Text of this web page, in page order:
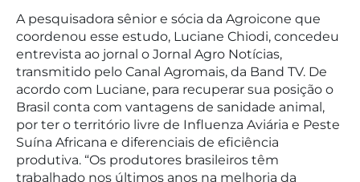
A pesquisadora sênior e sócia da Agroicone que
coordenou esse estudo, Luciane Chiodi, concedeu
entrevista ao jornal o Jornal Agro Notícias,
transmitido pelo Canal Agromais, da Band TV. De
acordo com Luciane, para recuperar sua posição o
Brasil conta com vantagens de sanidade animal,
por ter o território livre de Influenza Aviária e Peste
Suína Africana e diferenciais de eficiência
produtiva. “Os produtores brasileiros têm
trabalhado nos últimos anos na melhoria da